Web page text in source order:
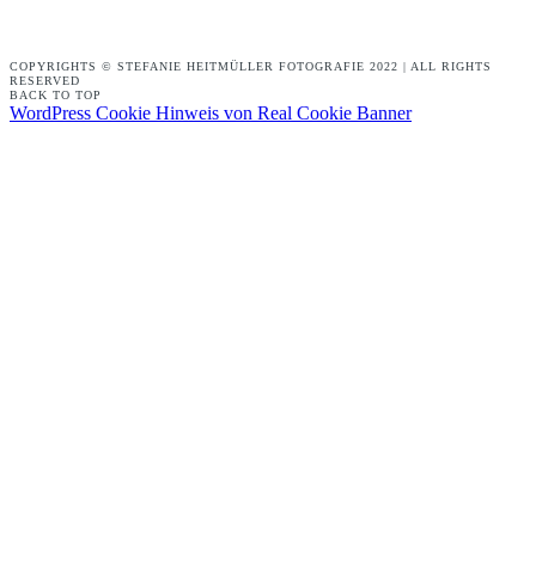
COPYRIGHTS © STEFANIE HEITMÜLLER FOTOGRAFIE 2022 | ALL RIGHTS
RESERVED
BACK TO TOP
WordPress Cookie Hinweis von Real Cookie Banner